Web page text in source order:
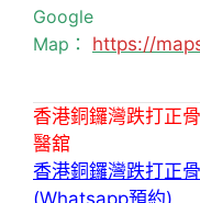
Google
Map： https://
香港銅鑼灣跌打正
醫舘
香港銅鑼灣跌打正